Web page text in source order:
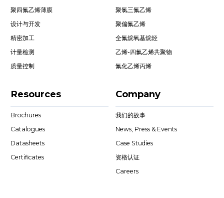
聚四氟乙烯薄膜
设计与开发
精密加工
计量检测
质量控制
聚氯三氟乙烯
聚偏氟乙烯
全氟烷氧基烷烃
乙烯-四氟乙烯共聚物
氟化乙烯丙烯
Resources
Brochures
Catalogues
Datasheets
Certificates
Company
我们的故事
News, Press & Events
Case Studies
资格认证
Careers